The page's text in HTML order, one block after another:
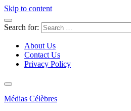
Skip to content
Search for:
About Us
Contact Us
Privacy Policy
Médias Célèbres